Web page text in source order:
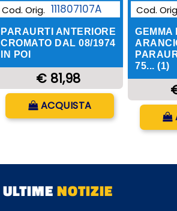
Cod. Orig. 111807107A
PARAURTI ANTERIORE
CROMATO DAL 08/1974
IN POI
€ 81,98
Quantità
ACQUISTA
Cod.
GEMMA
75... (1)
ULTIMENOTIZIE